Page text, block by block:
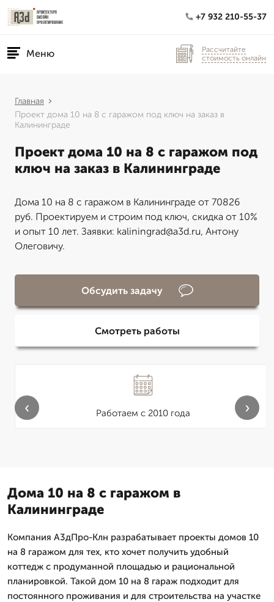
+7 932 210-55-37
Меню
Рассчитайте
стоимость онлайн
Главная
Проект дома 10 на 8 с гаражом под ключ на заказ в
Калининграде
Проект дома 10 на 8 с гаражом под
ключ на заказ в Калининграде
Дома 10 на 8 с гаражом в Калининграде от 70826
руб. Проектируем и строим под ключ, скидка от 10%
и опыт 10 лет. Заявки: kaliningrad@a3d.ru, Антону
Олеговичу.
Обсудить задачу
Смотреть работы
Работаем с 2010 года
‹ ›
Дома 10 на 8 с гаражом в
Калининграде
Компания А3дПро-Клн разрабатывает проекты домов 10
на 8 гаражом для тех, кто хочет получить удобный
коттедж с продуманной площадью и рациональной
планировкой. Такой дом 10 на 8 гараж подходит для
постоянного проживания и для строительства на участке